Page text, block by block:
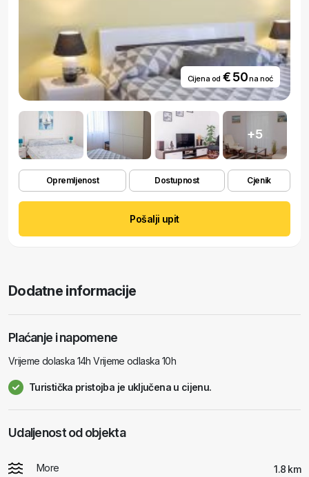
Cijena od € 50na noć
+5
Opremljenost Dostupnost Cjenik
Pošalji upit
Dodatne informacije
Plaćanje i napomene
Vrijeme dolaska 14h Vrijeme odlaska 10h
Turistička pristojba je uključena u cijenu.
Udaljenost od objekta
More 1.8 km